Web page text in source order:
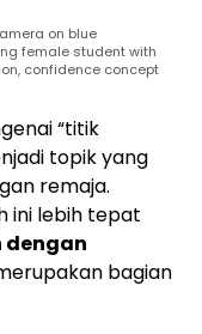
on blue
female student with
confidence concept
“titik
topik yang
remaja.
ini lebih tepat
dengan
bagian